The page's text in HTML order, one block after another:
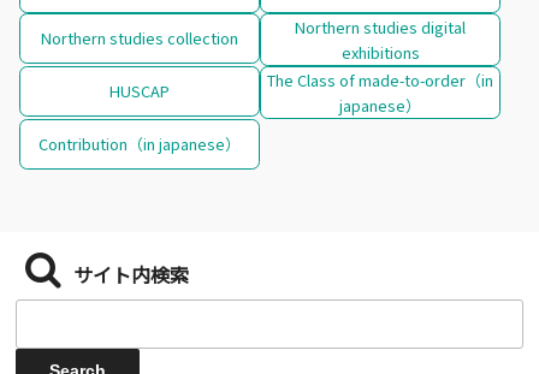
Northern studies collection
Northern studies digital
exhibitions
HUSCAP
The Class of made-to-order（in
japanese）
Contribution（in japanese）
サイト内検索